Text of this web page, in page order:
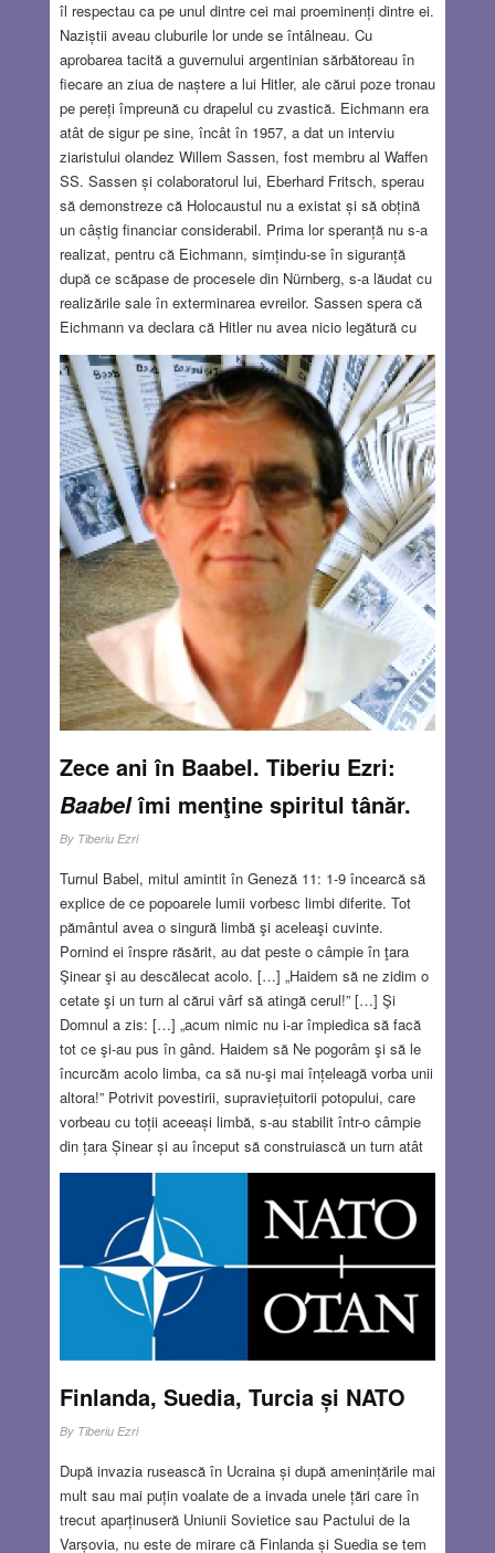
îl respectau ca pe unul dintre cei mai proeminenți dintre ei.
Naziștii aveau cluburile lor unde se întâlneau. Cu
aprobarea tacită a guvernului argentinian sărbătoreau în
fiecare an ziua de naștere a lui Hitler, ale cărui poze tronau
pe pereți împreună cu drapelul cu zvastică. Eichmann era
atât de sigur pe sine, încât în 1957, a dat un interviu
ziaristului olandez Willem Sassen, fost membru al Waffen
SS. Sassen și colaboratorul lui, Eberhard Fritsch, sperau
să demonstreze că Holocaustul nu a existat și să obțină
un câștig financiar considerabil. Prima lor speranță nu s-a
realizat, pentru că Eichmann, simțindu-se în siguranță
după ce scăpase de procesele din Nürnberg, s-a lăudat cu
realizările sale în exterminarea evreilor. Sassen spera că
Eichmann va declara că Hitler nu avea nicio legătură cu
“soluția finală”, dar Eichmann a confirmat că ideea a venit
de la Führer. Interviul a fost înregistrat pe benzi de
magnetofon și apoi dactilografiat în mai multe exemplare.
Pe materialul tipărit, Eichmann a făcut unele corecturi
scrise de mâna lui. Eichmann a cerut ca înregistrările să
nu fie publicate decât după moartea lui,
Read more…
JUN 23, 2022 38 COMMENTS
Zece ani în Baabel. Tiberiu Ezri:
Baabelîmi menţine spiritul tânăr.
By Tiberiu Ezri
Turnul Babel, mitul amintit în Geneză 11: 1-9 încearcă să
explice de ce popoarele lumii vorbesc limbi diferite. Tot
pământul avea o singură limbă şi aceleaşi cuvinte.
Pornind ei înspre răsărit, au dat peste o câmpie în ţara
Şinear şi au descălecat acolo. […] „Haidem să ne zidim o
cetate şi un turn al cărui vârf să atingă cerul!” […] Şi
Domnul a zis: […] „acum nimic nu i-ar împiedica să facă
tot ce şi-au pus în gând. Haidem să Ne pogorâm şi să le
încurcăm acolo limba, ca să nu-şi mai înțeleagă vorba unii
altora!” Potrivit povestirii, supraviețuitorii potopului, care
vorbeau cu toții aceeași limbă, s-au stabilit într-o câmpie
din țara Șinear și au început să construiască un turn atât
de înalt încât să ajungă până în cer. Atotputernicul, uimit
de trufia lor, a hotărât să le zădărnicească planul – le-a
încâlcit vorbele, ca să nu se înțeleagă între ei, și i-a
împrăștiat în toate colțurile lumii. Spre deosebire de cei
din Turnul Babel, noi, cei care scriem în Baabel și îl citim,
vorbim aceeași limbă, venim cam din același mediuși
avem chiar o educație asemănătoare. Nici expresia „o
învălmășeală ca în Turnul Babel” nu ni se potrivește. Chiar
dacă ne-am întâlni, nu am fi prea mulți și oricum am ști să
ne comportăm în mod civilizat. Dacă mă gândesc bine, aș
putea să-mi împart viața spirituală (cea extra-medicală) în
trei perioade, ca cele trei epoci istorice…
JUN 16, 2022 28 COMMENTS
Finlanda, Suedia, Turcia și NATO
By Tiberiu Ezri
După invazia rusească în Ucraina și după amenințările mai
mult sau mai puțin voalate de a invada unele țări care în
trecut aparținuseră Uniunii Sovietice sau Pactului de la
Varșovia, nu este de mirare că Finlanda și Suedia se tem